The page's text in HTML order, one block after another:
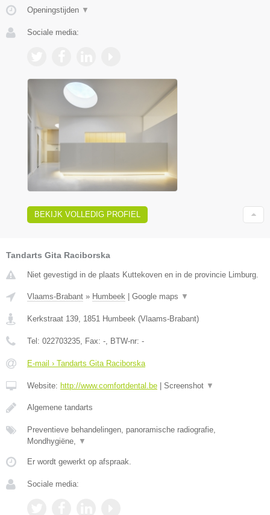
Openingstijden ▼
Sociale media:
BEKIJK VOLLEDIG PROFIEL
Tandarts Gita Raciborska
Niet gevestigd in de plaats Kuttekoven en in de provincie Limburg.
Vlaams-Brabant » Humbeek Google maps ▼
Kerkstraat 139 1851 Humbeek (Vlaams-Brabant)
Tel: 022703235 , Fax: - , BTW-nr: -
E-mail › Tandarts Gita Raciborska
Website: http://www.comfortdental.be Screenshot ▼
Algemene tandarts
Preventieve behandelingen, panoramische radiografie,
Mondhygiëne,
▼
Er wordt gewerkt op afspraak.
Sociale media: